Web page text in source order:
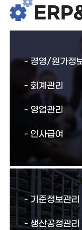
경영/원가정
회계관리
영업관리
인사급여
기준정보관리
생산공정관리